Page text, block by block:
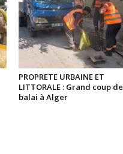
PROPRETE URBAINE ET
LITTORALE : Grand coup de
balai à Alger